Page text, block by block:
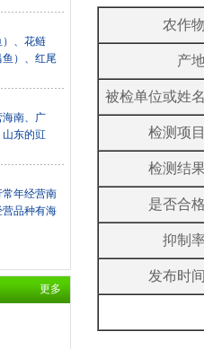
）、花鲢
鱼）、红尾
海南、广
山东的豇
常年经营南
品种有海
更多
农作
产
被检单位或姓
检测项
检测结
是否合
抑制
发布时